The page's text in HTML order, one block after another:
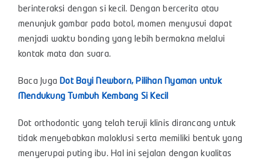
berinteraksi dengan si kecil. Dengan bercerita atau
menunjuk gambar pada botol, momen menyusui dapat
menjadi waktu bonding yang lebih bermakna melalui
kontak mata dan suara.
Baca JugaDot Bayi Newborn, Pilihan Nyaman untuk
Mendukung Tumbuh Kembang Si Kecil
Dot orthodontic yang telah teruji klinis dirancang untuk
tidak menyebabkan maloklusi serta memiliki bentuk yang
menyerupai puting ibu. Hal ini sejalan dengan kualitas